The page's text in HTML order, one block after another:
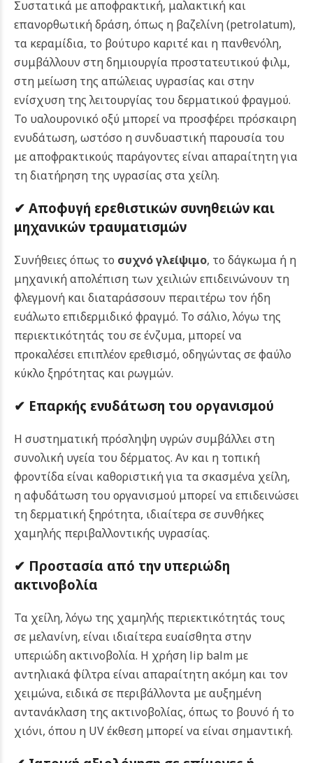
Συστατικά με αποφρακτική, μαλακτική και
επανορθωτική δράση, όπως η βαζελίνη (petrolatum),
τα κεραμίδια, το βούτυρο καριτέ και η πανθενόλη,
συμβάλλουν στη δημιουργία προστατευτικού φιλμ,
στη μείωση της απώλειας υγρασίας και στην
ενίσχυση της λειτουργίας του δερματικού φραγμού.
Το υαλουρονικό οξύ μπορεί να προσφέρει πρόσκαιρη
ενυδάτωση, ωστόσο η συνδυαστική παρουσία του
με αποφρακτικούς παράγοντες είναι απαραίτητη για
τη διατήρηση της υγρασίας στα χείλη.
✔ Αποφυγή ερεθιστικών συνηθειών και
μηχανικών τραυματισμών
Συνήθειες όπως το συχνό γλείψιμο, το δάγκωμα ή η
μηχανική απολέπιση των χειλιών επιδεινώνουν τη
φλεγμονή και διαταράσσουν περαιτέρω τον ήδη
ευάλωτο επιδερμιδικό φραγμό. Το σάλιο, λόγω της
περιεκτικότητάς του σε ένζυμα, μπορεί να
προκαλέσει επιπλέον ερεθισμό, οδηγώντας σε φαύλο
κύκλο ξηρότητας και ρωγμών.
✔ Επαρκής ενυδάτωση του οργανισμού
Η συστηματική πρόσληψη υγρών συμβάλλει στη
συνολική υγεία του δέρματος. Αν και η τοπική
φροντίδα είναι καθοριστική για τα σκασμένα χείλη,
η αφυδάτωση του οργανισμού μπορεί να επιδεινώσει
τη δερματική ξηρότητα, ιδιαίτερα σε συνθήκες
χαμηλής περιβαλλοντικής υγρασίας.
✔ Προστασία από την υπεριώδη
ακτινοβολία
Τα χείλη, λόγω της χαμηλής περιεκτικότητάς τους
σε μελανίνη, είναι ιδιαίτερα ευαίσθητα στην
υπεριώδη ακτινοβολία. Η χρήση lip balm με
αντηλιακά φίλτρα είναι απαραίτητη ακόμη και τον
χειμώνα, ειδικά σε περιβάλλοντα με αυξημένη
αντανάκλαση της ακτινοβολίας, όπως το βουνό ή το
χιόνι, όπου η UV έκθεση μπορεί να είναι σημαντική.